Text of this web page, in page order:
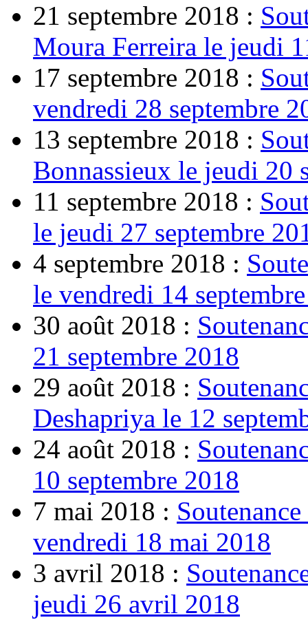
21 septembre 2018 :
Moura Ferreira le jeudi
17 septembre 2018 :
vendredi 28 septembre
13 septembre 2018 :
Bonnassieux le jeudi 20
11 septembre 2018 :
le jeudi 27 septembre
4 septembre 2018 :
le vendredi 14
30 août 2018 :
21 septembre 2018
29 août 2018 :
Deshapriya le 12
24 août 2018 :
10 septembre 2018
7 mai 2018 :
vendredi 18 mai 2018
3 avril 2018 :
jeudi 26 avril 2018